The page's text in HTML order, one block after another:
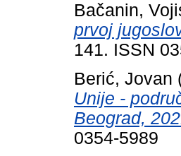
Bačanin,
prvoj
141. ISSN
Berić, Jovan
Unije -
Beograd,
0354-5989